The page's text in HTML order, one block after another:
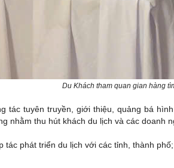
Du Khách tham quan gian hàng
tác tuyên truyền, giới thiệu, quảng bá
nhằm thu hút khách du lịch và các doanh
phát triển du lịch với các tỉnh, thành